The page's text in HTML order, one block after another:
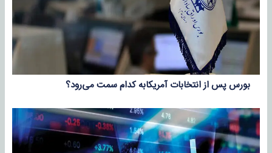
بورس پس از انتخابات آمریکابه کدام سمت می‌رود؟